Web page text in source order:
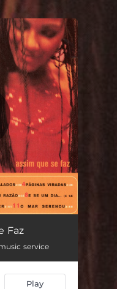
05:09
04:42
Faz
service
Play